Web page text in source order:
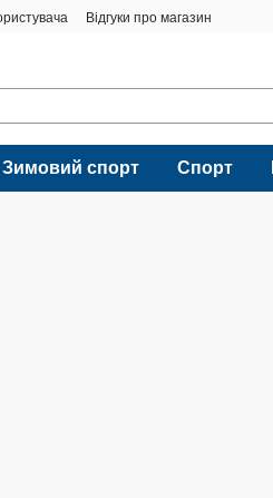
Відгуки про магазин
Зимовий спорт Спорт